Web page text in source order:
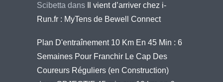
Scibetta dans
Il vient d’arriver chez i-
Run.fr : MyTens de Bewell Connect
Plan D'entraînement 10 Km En 45 Min : 6
Semaines Pour Franchir Le Cap Des
Coureurs Réguliers (en Construction)